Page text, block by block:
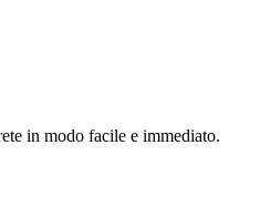
in modo facile e immediato.